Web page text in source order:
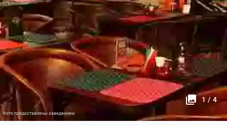
1 / 4
Фото предоставлены заведением